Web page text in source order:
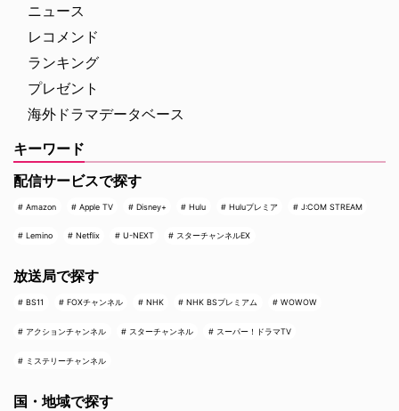
ニュース
レコメンド
ランキング
プレゼント
海外ドラマデータベース
キーワード
配信サービスで探す
Amazon Apple TV Disney+ Hulu Huluプレミア J:COM STREAM
Lemino Netflix U-NEXT スターチャンネルEX
放送局で探す
BS11 FOXチャンネル NHK NHK BSプレミアム WOWOW
アクションチャンネル スターチャンネル スーパー！ドラマTV
ミステリーチャンネル
国・地域で探す